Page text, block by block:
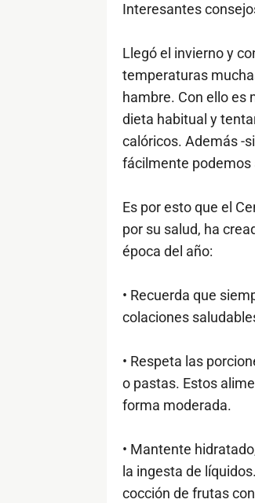
Interesantes
Llegó el invierno y
temperaturas
hambre. Con ello es
dieta habitual y
calóricos. Además -
fácilmente podemos
Es por esto que el
por su salud, ha
época del año:
• Recuerda que
colaciones
• Respeta las
o pastas. Estos
forma moderada.
• Mantente
la ingesta de
cocción de frutas